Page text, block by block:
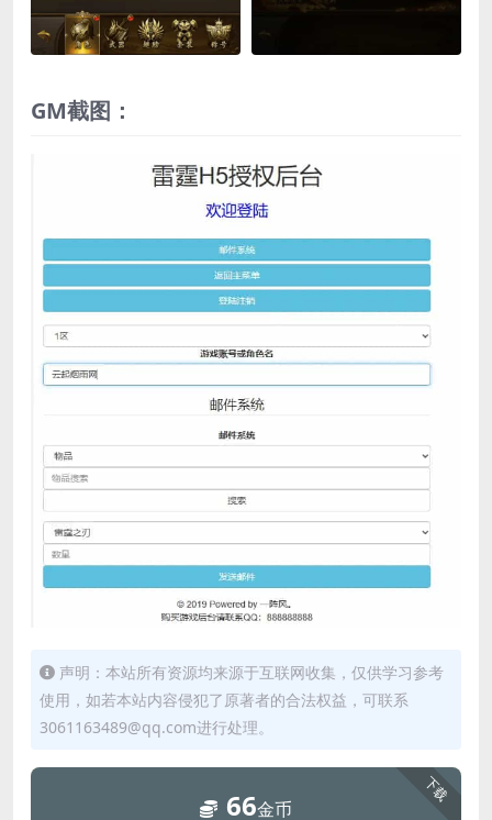
GM截图：
声明：本站所有资源均来源于互联网收集，仅供学习参考
使用，如若本站内容侵犯了原著者的合法权益，可联系
3061163489@qq.com进行处理。
下载
66金币